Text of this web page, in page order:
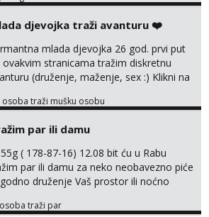
djevojka traži avanturu ❤️
mlada djevojka 26 god. prvi put
ovakvim stranicama tražim diskretnu
(druženje, maženje, sex :) Klikni na
osoba traži mušku osobu
par ili damu
( 178-87-16) 12.08 bit ću u Rabu
par ili damu za neko neobavezno piće
druženje Vaš prostor ili noćno
traži par